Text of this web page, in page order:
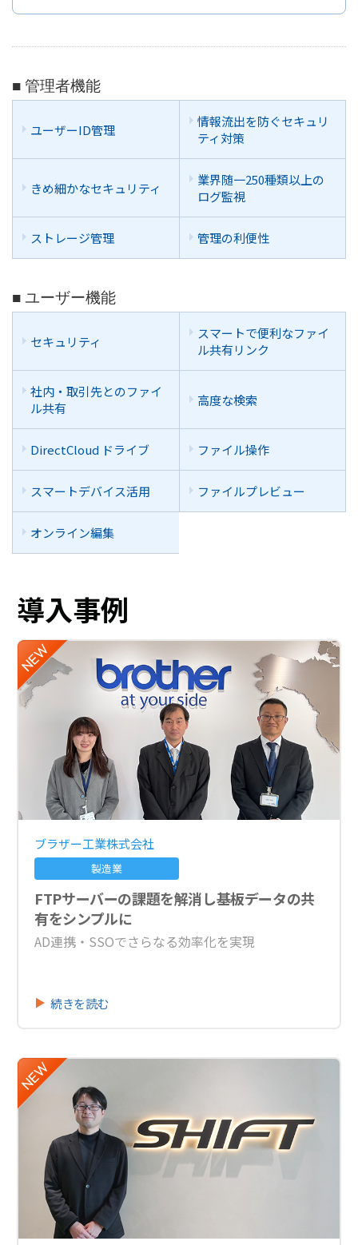
■ 管理者機能
ユーザーID管理
情報流出を防ぐセキュリ
ティ対策
きめ細かなセキュリティ
業界随一250種類以上の
ログ監視
ストレージ管理 管理の利便性
■ ユーザー機能
セキュリティ
スマートで便利なファイ
ル共有リンク
社内・取引先とのファイ
ル共有
高度な検索
DirectCloud ドライブ ファイル操作
スマートデバイス活用 ファイルプレビュー
オンライン編集
導入事例
ブラザー工業株式会社
製造業
FTPサーバーの課題を解消し基板データの共
有をシンプルに
AD連携・SSOでさらなる効率化を実現
続きを読む